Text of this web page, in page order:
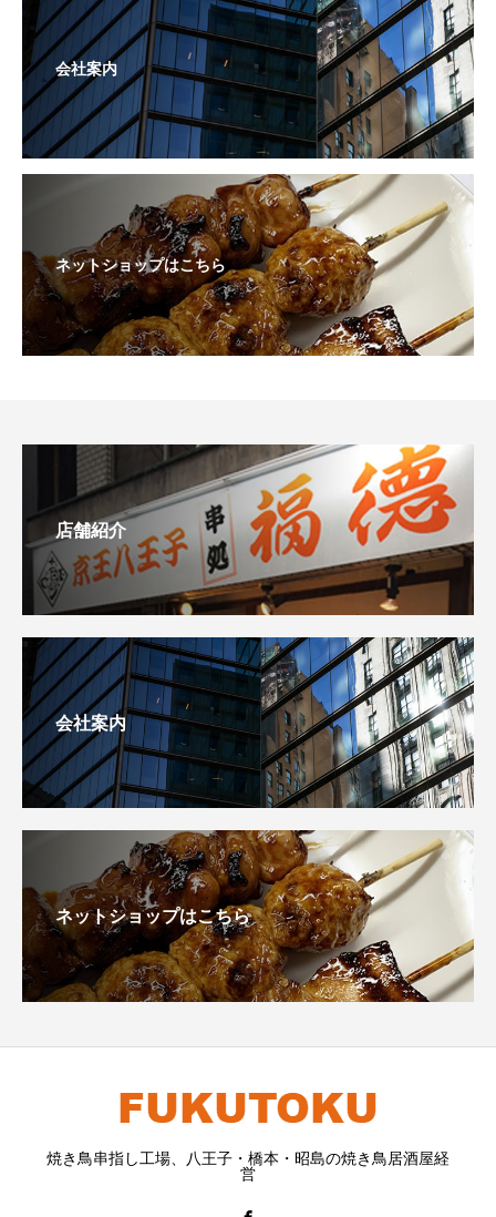
会社案内
ネットショップはこちら
店舗紹介
会社案内
ネットショップはこちら
焼き鳥串指し工場、八王子・橋本・昭島の焼き鳥居酒屋経
営